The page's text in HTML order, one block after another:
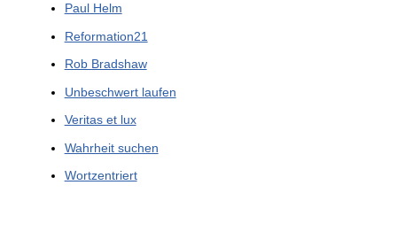
Paul Helm
Reformation21
Rob Bradshaw
Unbeschwert laufen
Veritas et lux
Wahrheit suchen
Wortzentriert